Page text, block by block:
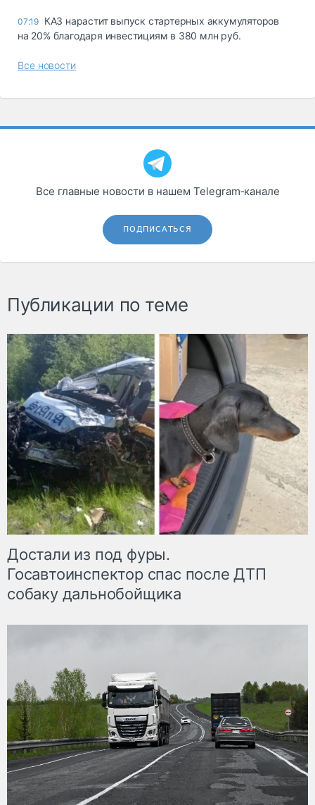
07:19 КАЗ нарастит выпуск стартерных аккумуляторов
на 20% благодаря инвестициям в 380 млн руб.
Все новости
Все главные новости в нашем Telegram‑канале
ПОДПИСАТЬСЯ
Публикации по теме
Достали из под фуры.
Госавтоинспектор спас после ДТП
собаку дальнобойщика